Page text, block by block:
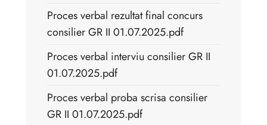
Proces verbal rezultat final concurs
consilier GR II 01.07.2025.pdf
Proces verbal interviu consilier GR II
01.07.2025.pdf
Proces verbal proba scrisa consilier
GR II 01.07.2025.pdf